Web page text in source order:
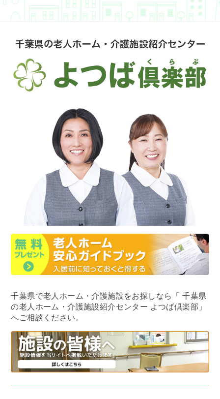
千葉県で老人ホーム・介護施設をお探しなら
「 千葉県
の老人ホーム・介護施設紹介センター よつば倶楽部」
へご相談ください。